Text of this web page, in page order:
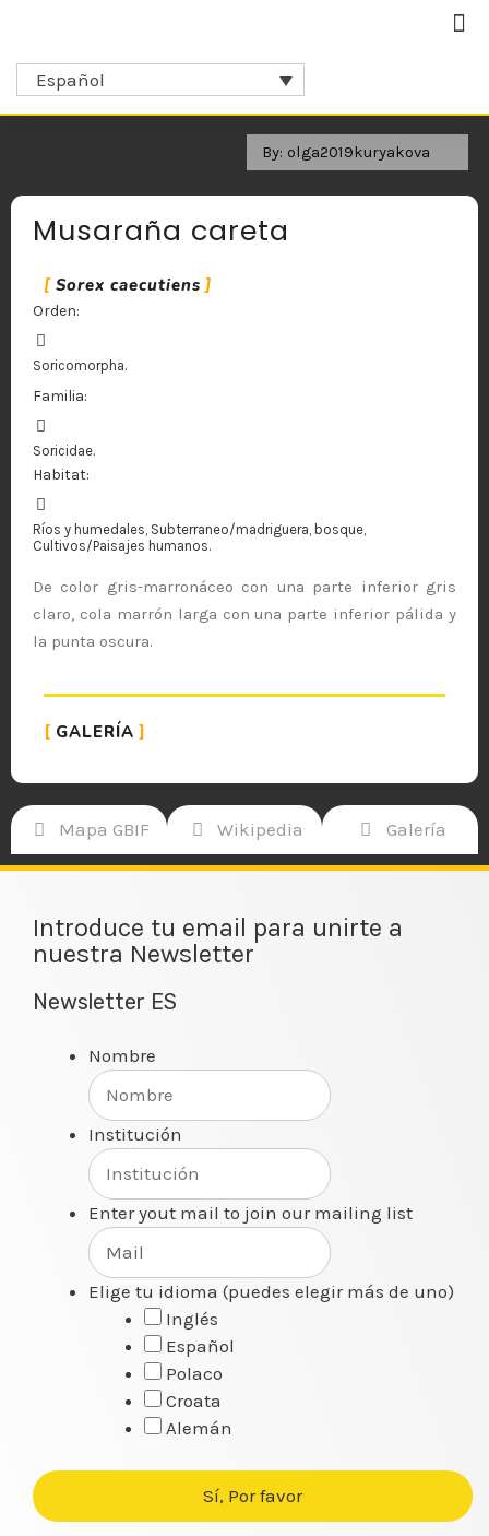
Español
Musaraña careta
Sorex caecutiens
Orden:
Soricomorpha.
Familia:
Soricidae.
Habitat:
Ríos y humedales, Subterraneo/madriguera, bosque,
Cultivos/Paisajes humanos.
De color gris-marronáceo con una parte inferior gris
claro, cola marrón larga con una parte inferior pálida y
la punta oscura.
GALERÍA
By: olga2019kuryakova
Mapa GBIF Wikipedia Galería
Introduce tu email para unirte a
nuestra Newsletter
Newsletter ES
Nombre
Institución
Enter yout mail to join our mailing list
Elige tu idioma (puedes elegir más de uno)
Inglés
Español
Polaco
Croata
Alemán